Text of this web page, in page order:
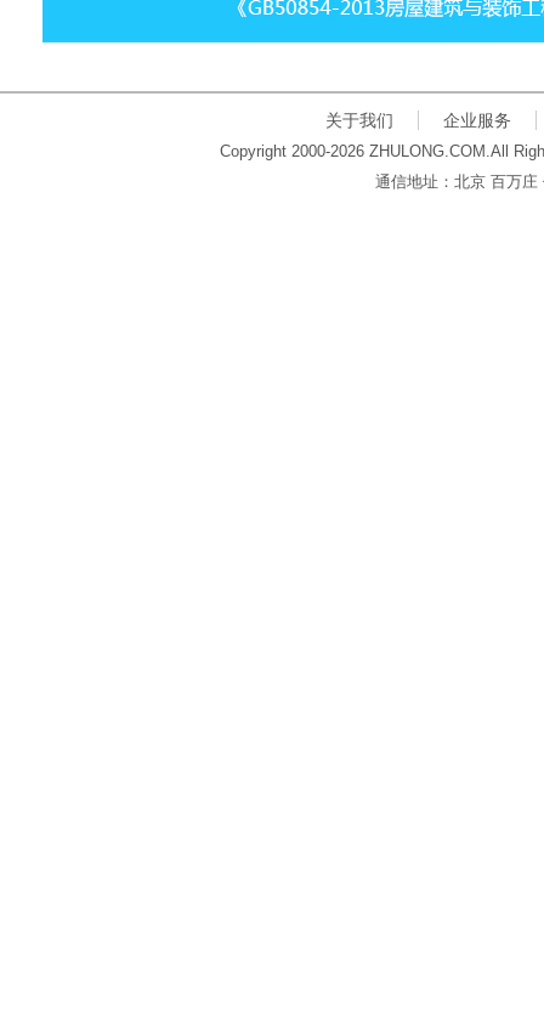
关于我们 企业服务
Copyright 2000-2026 ZHULONG.COM.All
通信地址：北京 百万